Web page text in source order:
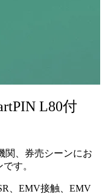
L80付
関、券売シーンにお
す。
、EMV接触、EMV